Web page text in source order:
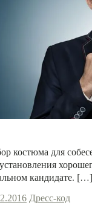
костюма для
кандидате. […]
Дресс-код